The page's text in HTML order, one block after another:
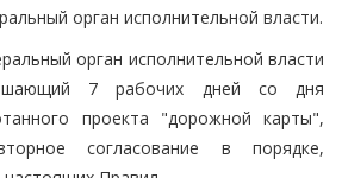
орган исполнительной власти.
орган исполнительной власти
7 рабочих дней со дня
проекта "дорожной карты",
согласование в порядке,